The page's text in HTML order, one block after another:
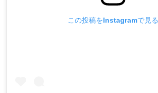
この投稿をInstagramで見る